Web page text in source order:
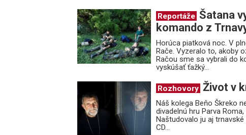
Reportáže Šatana
komando z
Horúca piatková noc. V
Rače. Vyzeralo to, akoby
Račou sme sa vybrali do
vyskúšať ťažký...
Rozhovory Život v
Náš kolega Beňo Škreko
divadelnú hru Parva
Naštudovalo ju aj
CD...